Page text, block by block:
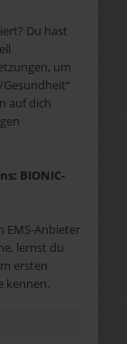
Du hast
um
auf dich
BIONIC-
EMS-Anbieter
lernst du
ersten
kennen.